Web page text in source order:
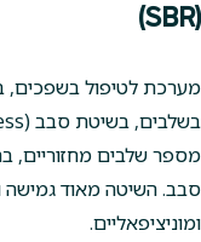
(SBR)
מערכת לטיפול בשפכים,
מספר שלבים מחזוריים,
סבב. השיטה מאוד גמישה
ומוניציפאליים.